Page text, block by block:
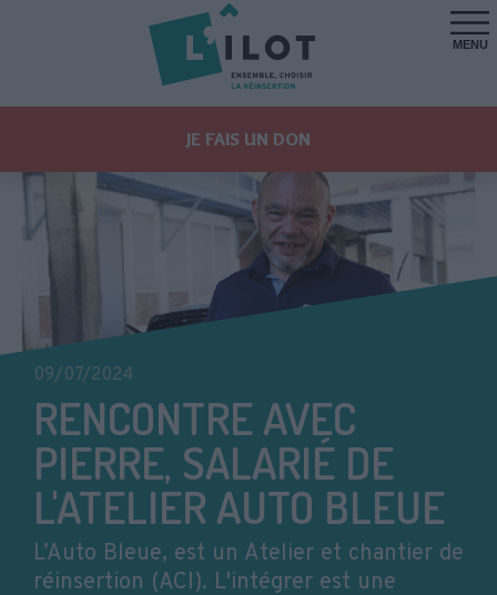
MENU
JE FAIS UN DON
09/07/2024
RENCONTRE AVEC
PIERRE, SALARIÉ DE
L'ATELIER AUTO BLEUE
L’Auto Bleue, est un Atelier et chantier de
réinsertion (ACI). L'intégrer est une